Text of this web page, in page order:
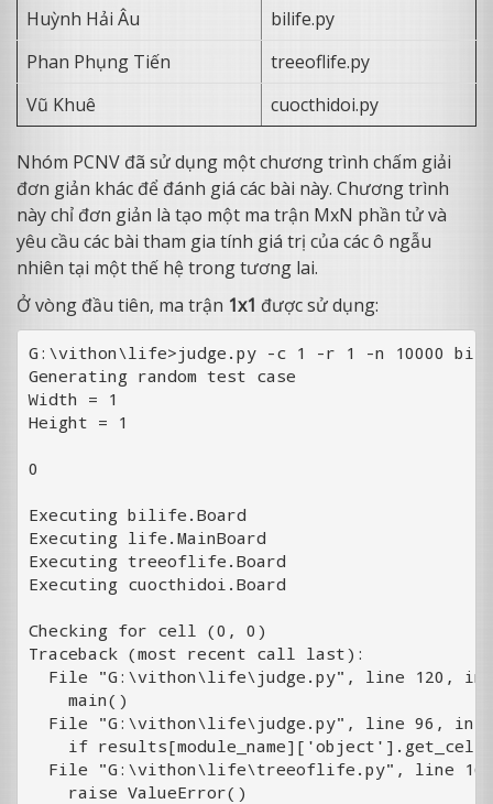
Huỳnh Hải Âu
bilife.py
Phan Phụng Tiến
treeoflife.py
Vũ Khuê
cuocthidoi.py
Nhóm PCNV đã sử dụng một chương trình chấm giải
đơn giản khác để đánh giá các bài này. Chương trình
này chỉ đơn giản là tạo một ma trận MxN phần tử và
yêu cầu các bài tham gia tính giá trị của các ô ngẫu
nhiên tại một thế hệ trong tương lai.
Ở vòng đầu tiên, ma trận 1x1 được sử dụng:
G:\vithon\life>judge.py -c 1 -r 1 -n 10000
Generating random test case
Width = 1
Height = 1
0
Executing bilife.Board
Executing life.MainBoard
Executing treeoflife.Board
Executing cuocthidoi.Board
Checking for cell (0, 0)
Traceback (most recent call last):
File "G:\vithon\life\judge.py", line 120, in
    main()
File "G:\vithon\life\judge.py", line 96, in
if
File "G:\vithon\life\treeoflife.py", line
    raise ValueError()